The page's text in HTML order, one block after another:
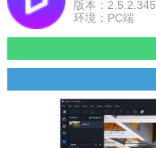
版本：2.5.2.345
环境：PC端